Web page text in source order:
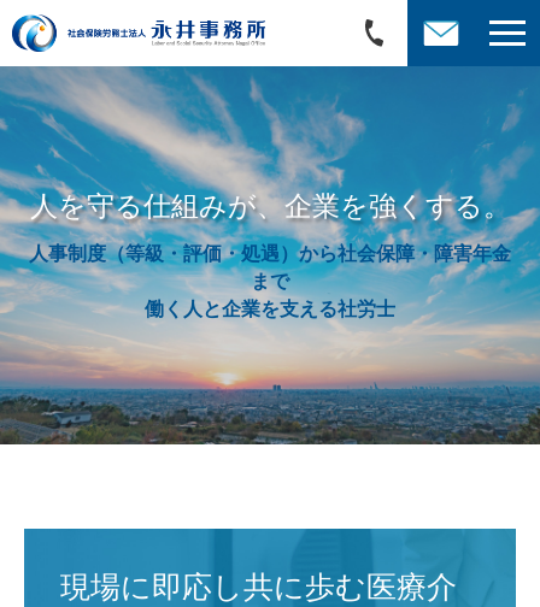
人を守る仕組みが、企業を強くする。
人事制度（等級・評価・処遇）から社会保障・障害年金
まで
働く人と企業を支える社労士
現場に即応し共に歩む医療介